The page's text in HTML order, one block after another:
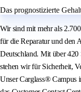
Das prognostizierte
Wir sind mit mehr als
für die Reparatur und den
Deutschland. Mit über
stehen wir für Sicherheit,
Unser Carglass® Campus